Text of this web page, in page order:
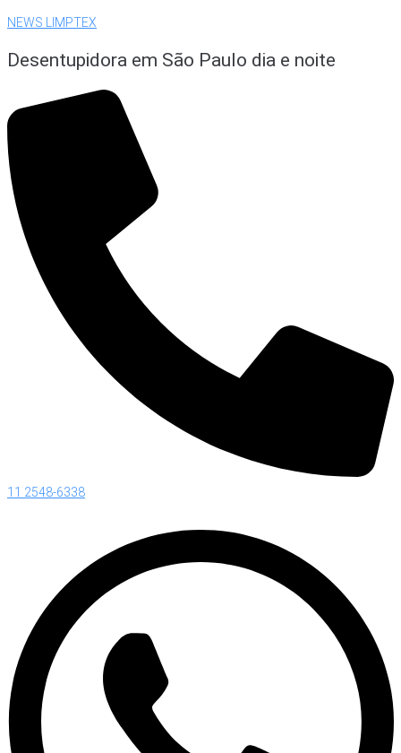
NEWS LIMPTEX
Desentupidora em São Paulo dia e noite
11 2548-6338